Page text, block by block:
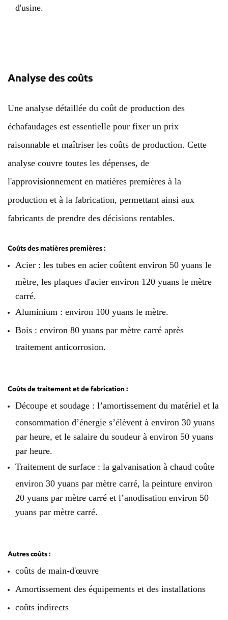
d'usine.
Analyse des coûts
Une analyse détaillée du coût de production des
échafaudages est essentielle pour fixer un prix
raisonnable et maîtriser les coûts de production. Cette
analyse couvre toutes les dépenses, de
l'approvisionnement en matières premières à la
production et à la fabrication, permettant ainsi aux
fabricants de prendre des décisions rentables.
Coûts des matières premières :
Acier : les tubes en acier coûtent environ 50 yuans le
mètre, les plaques d'acier environ 120 yuans le mètre
carré.
Aluminium : environ 100 yuans le mètre.
Bois : environ 80 yuans par mètre carré après
traitement anticorrosion.
Coûts de traitement et de fabrication :
Découpe et soudage : l’amortissement du matériel et la
consommation d’énergie s’élèvent à environ 30 yuans
par heure, et le salaire du soudeur à environ 50 yuans
par heure.
Traitement de surface : la galvanisation à chaud coûte
environ 30 yuans par mètre carré, la peinture environ
20 yuans par mètre carré et l’anodisation environ 50
yuans par mètre carré.
Autres coûts :
coûts de main-d'œuvre
Amortissement des équipements et des installations
coûts indirects